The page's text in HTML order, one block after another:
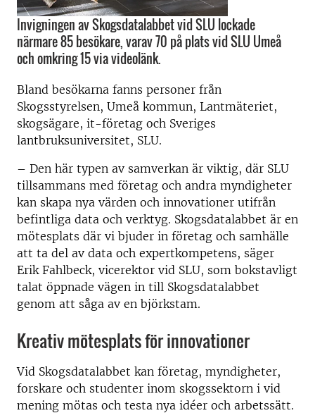
Invigningen av Skogsdatalabbet vid SLU lockade
närmare 85 besökare, varav 70 på plats vid SLU Umeå
och omkring 15 via videolänk.
Bland besökarna fanns personer från
Skogsstyrelsen, Umeå kommun, Lantmäteriet,
skogsägare, it-företag och Sveriges
lantbruksuniversitet, SLU.
– Den här typen av samverkan är viktig, där SLU
tillsammans med företag och andra myndigheter
kan skapa nya värden och innovationer utifrån
befintliga data och verktyg. Skogsdatalabbet är en
mötesplats där vi bjuder in företag och samhälle
att ta del av data och expertkompetens, säger
Erik Fahlbeck, vicerektor vid SLU, som bokstavligt
talat öppnade vägen in till Skogsdatalabbet
genom att såga av en björkstam.
Kreativ mötesplats för innovationer
Vid Skogsdatalabbet kan företag, myndigheter,
forskare och studenter inom skogssektorn i vid
mening mötas och testa nya idéer och arbetssätt.